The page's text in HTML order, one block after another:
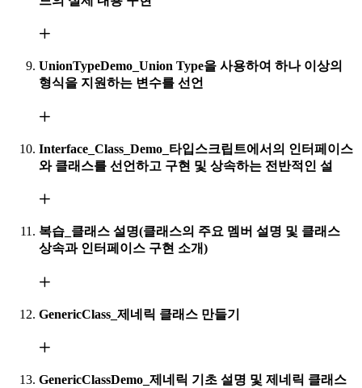
UnionTypeDemo_Union Type을 사용하여 하나 이상의
형식을 지원하는 변수를 선언
Interface_Class_Demo_타입스크립트에서의 인터페이스
와 클래스를 선언하고 구현 및 상속하는 전반적인 설
복습_클래스 설명(클래스의 주요 멤버 설명 및 클래스
상속과 인터페이스 구현 소개)
GenericClass_제네릭 클래스 만들기
GenericClassDemo_제네릭 기초 설명 및 제네릭 클래스